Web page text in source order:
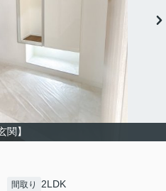
関】
間取り 2LDK